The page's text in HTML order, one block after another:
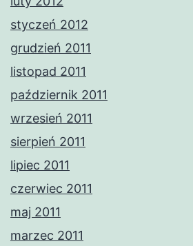
styczeń 2012
grudzień 2011
listopad 2011
październik 2011
wrzesień 2011
sierpień 2011
lipiec 2011
czerwiec 2011
maj 2011
marzec 2011